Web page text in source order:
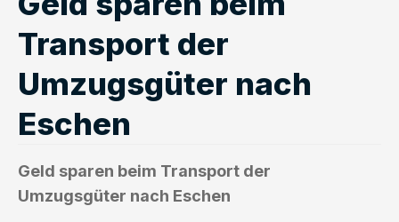
Transport der
Umzugsgüter nach
Eschen
Geld sparen beim Transport der
Umzugsgüter nach Eschen